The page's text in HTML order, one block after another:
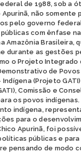
de 1988, sob a
não
pelo governo
com ênfase
Brasileira,
durante as gestões
o Projeto Integrado
de Povos
(Projeto
Comissão e
os povos
indígena,
para o
Apurinã, foi
públicas e
pensando de modo